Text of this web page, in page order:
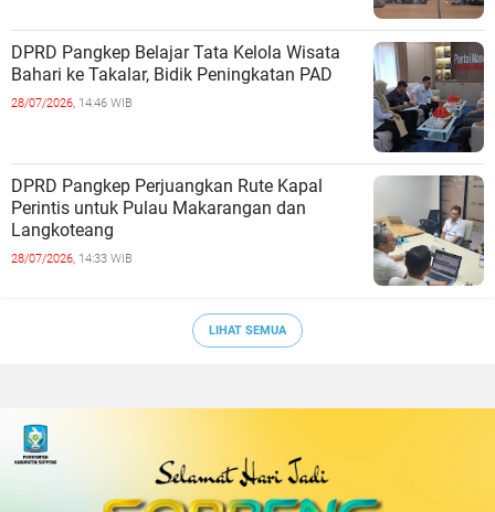
DPRD Pangkep Belajar Tata Kelola Wisata
Bahari ke Takalar, Bidik Peningkatan PAD
28/07/2026, 14:46 WIB
DPRD Pangkep Perjuangkan Rute Kapal
Perintis untuk Pulau Makarangan dan
Langkoteang
28/07/2026, 14:33 WIB
LIHAT SEMUA